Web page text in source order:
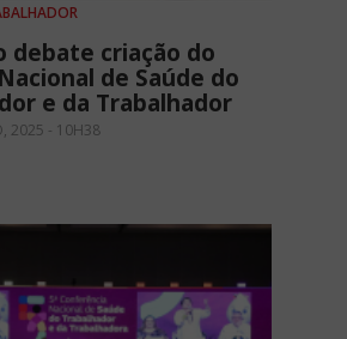
debate criação do
de Saúde do
e da Trabalhador
2025 - 10H38